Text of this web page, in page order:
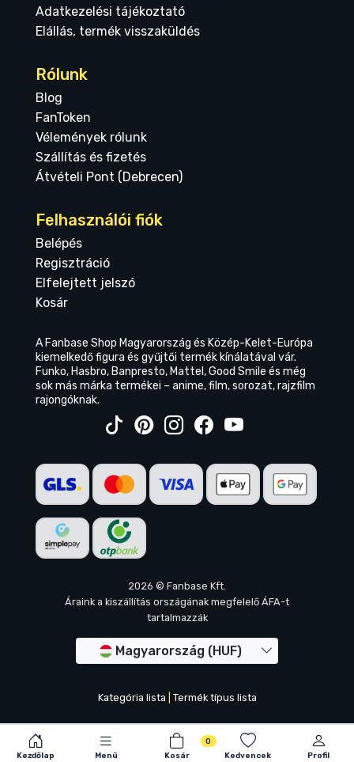
Kezdőlap Menü Kosár
0
Kedvencek
Profil
Adatkezelési tájékoztató
Elállás, termék visszaküldés
Rólunk
Blog
FanToken
Vélemények rólunk
Szállítás és fizetés
Átvételi Pont (Debrecen)
Felhasználói fiók
Belépés
Regisztráció
Elfelejtett jelszó
Kosár
A Fanbase Shop Magyarország és Közép-Kelet-Európa
kiemelkedő figura és gyűjtői termék kínálatával vár.
Funko, Hasbro, Banpresto, Mattel, Good Smile és még
sok más márka termékei – anime, film, sorozat, rajzfilm
rajongóknak.
2026 © Fanbase Kft.
Áraink a kiszállítás országának megfelelő ÁFA-t
tartalmazzák
Magyarország (HUF)
Kategória lista Termék típus lista